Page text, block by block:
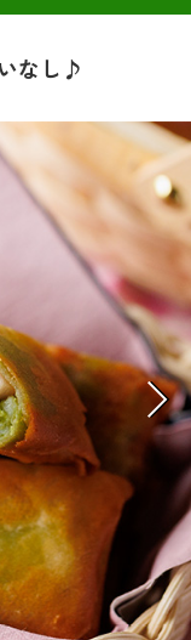
なし♪